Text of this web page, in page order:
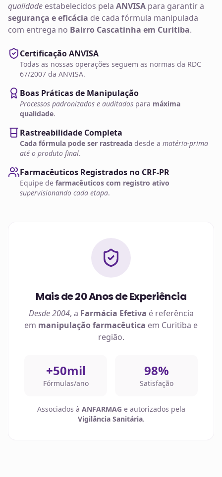
qualidade estabelecidos pela ANVISA para garantir a
segurança e eficácia de cada fórmula manipulada
com entrega no Bairro Cascatinha em Curitiba.
Certificação ANVISA
Todas as nossas operações seguem as normas da RDC
67/2007 da ANVISA.
Boas Práticas de Manipulação
Processos padronizados e auditados para máxima
qualidade.
Rastreabilidade Completa
Cada fórmula pode ser rastreada desde a matéria-prima
até o produto final.
Farmacêuticos Registrados no CRF-PR
Equipe de farmacêuticos com registro ativo
supervisionando cada etapa.
Mais de 20 Anos de Experiência
Desde 2004, a Farmácia Efetiva é referência
em manipulação farmacêutica em Curitiba e
região.
+50mil
Fórmulas/ano
98%
Satisfação
Associados à ANFARMAG e autorizados pela
Vigilância Sanitária.